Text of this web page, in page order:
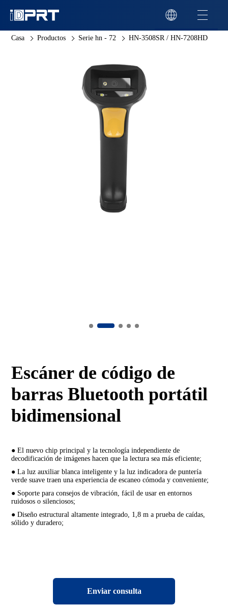
Casa Productos Serie hn - 72 HN-3508SR / HN-7208HD
Escáner de código de
barras Bluetooth portátil
bidimensional
● El nuevo chip principal y la tecnología independiente de
decodificación de imágenes hacen que la lectura sea más eficiente;
● La luz auxiliar blanca inteligente y la luz indicadora de puntería
verde suave traen una experiencia de escaneo cómoda y conveniente;
● Soporte para consejos de vibración, fácil de usar en entornos
ruidosos o silenciosos;
● Diseño estructural altamente integrado, 1,8 m a prueba de caídas,
sólido y duradero;
Enviar consulta